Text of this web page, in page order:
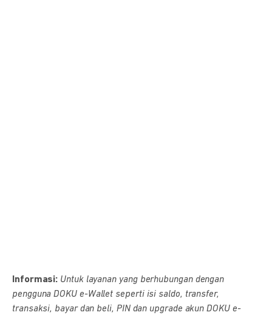
Informasi: Untuk layanan yang berhubungan dengan
pengguna DOKU e-Wallet seperti isi saldo, transfer,
transaksi, bayar dan beli, PIN dan upgrade akun DOKU e-